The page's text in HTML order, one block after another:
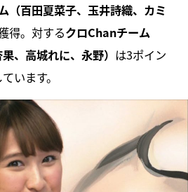
（百田夏菜子、玉井詩織、カミ
得。対するクロChanチーム
、高城れに、永野） は3ポイン
います。